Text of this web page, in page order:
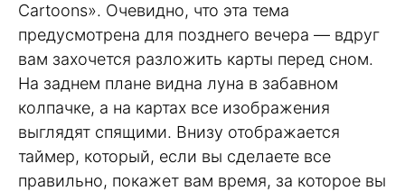
Cartoons». Очевидно, что эта тема
предусмотрена для позднего вечера — вдруг
вам захочется разложить карты перед сном.
На заднем плане видна луна в забавном
колпачке, а на картах все изображения
выглядят спящими. Внизу отображается
таймер, который, если вы сделаете все
правильно, покажет вам время, за которое вы